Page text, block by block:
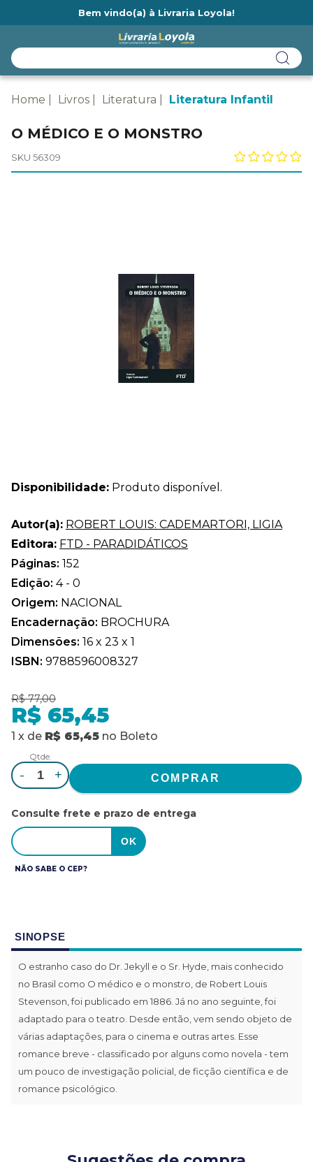
Bem vindo(a) à Livraria Loyola!
Home Livros Literatura Literatura Infantil
O MÉDICO E O MONSTRO
SKU 56309
Disponibilidade: Produto disponível.
Autor(a): ROBERT LOUIS: CADEMARTORI, LIGIA
Editora: FTD - PARADIDÁTICOS
Páginas: 152
Edição: 4 - 0
Origem: NACIONAL
Encadernação: BROCHURA
Dimensões: 16 x 23 x 1
ISBN: 9788596008327
R$ 77,00
R$ 65,45
1 x de R$ 65,45 no Boleto
Qtde.
- +
Consulte frete e prazo de entrega
NÃO SABE O CEP?
SINOPSE
O estranho caso do Dr. Jekyll e o Sr. Hyde, mais conhecido
no Brasil como O médico e o monstro, de Robert Louis
Stevenson, foi publicado em 1886. Já no ano seguinte, foi
adaptado para o teatro. Desde então, vem sendo objeto de
várias adaptações, para o cinema e outras artes. Esse
romance breve - classificado por alguns como novela - tem
um pouco de investigação policial, de ficção científica e de
romance psicológico.